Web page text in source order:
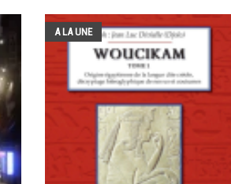
A LA UNE